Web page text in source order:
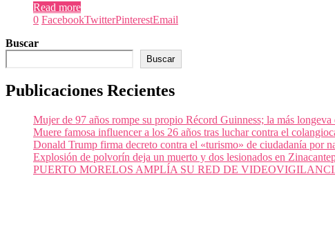
Read more
0 FacebookTwitterPinterestEmail
Buscar
Buscar
Publicaciones Recientes
Mujer de 97 años rompe su propio Récord Guinness; la más
Muere famosa influencer a los 26 años tras luchar contra el
Donald Trump firma decreto contra el «turismo» de ciudadanía por
Explosión de polvorín deja un muerto y dos lesionados en
PUERTO MORELOS AMPLÍA SU RED DE